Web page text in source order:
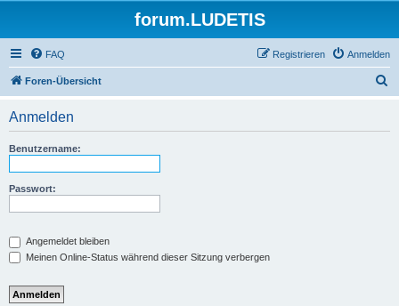
forum.LUDETIS
FAQ Anmelden
Registrieren
Foren-Übersicht
Anmelden
Benutzername:
Passwort:
Angemeldet bleiben
Meinen Online-Status während dieser Sitzung verbergen